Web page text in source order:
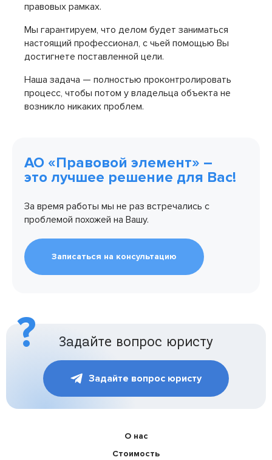
правовых рамках.
Мы гарантируем, что делом будет заниматься
настоящий профессионал, с чьей помощью Вы
достигнете поставленной цели.
Наша задача — полностью проконтролировать
процесс, чтобы потом у владельца объекта не
возникло никаких проблем.
АО «Правовой элемент» –
это лучшее решение для Вас!
За время работы мы не раз встречались с
проблемой похожей на Вашу.
Записаться на консультацию
Задайте вопрос юристу
Задайте вопрос юристу
О нас
Стоимость